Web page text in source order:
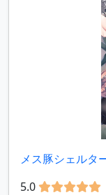
メス豚シェルタ
5.0